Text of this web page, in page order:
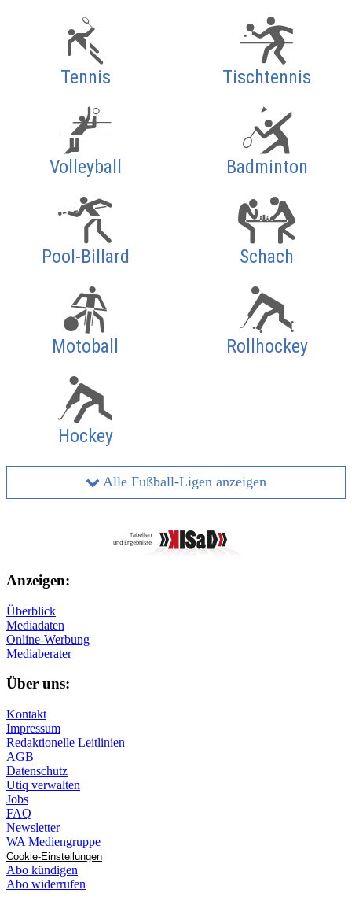
Tennis Tischtennis
Volleyball Badminton
Pool-Billard Schach
Motoball Rollhockey
Hockey
Alle Fußball-Ligen anzeigen
Anzeigen:
Überblick
Mediadaten
Online-Werbung
Mediaberater
Über uns:
Kontakt
Impressum
Redaktionelle Leitlinien
AGB
Datenschutz
Utiq verwalten
Jobs
FAQ
Newsletter
WA Mediengruppe
Cookie-Einstellungen
Abo kündigen
Abo widerrufen